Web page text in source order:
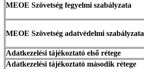
MEOE Szövetség fegyelmi szabályzata
MEOE Szövetség adatvédelmi szabályzata
Adatkezelési tájékoztató első rétege
Adatkezelési tájékoztató második rétege